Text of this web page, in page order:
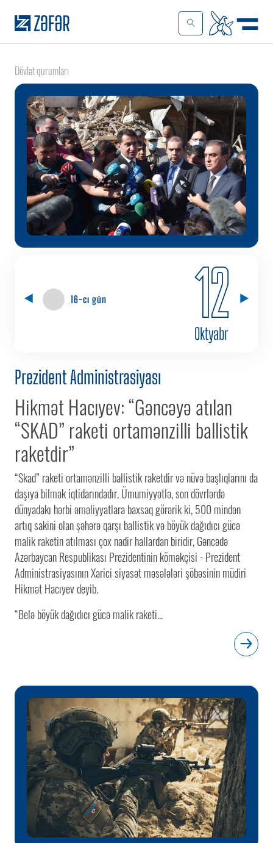
Dövlət qurumları
16-cı gün 12
Oktyabr
Prezident Administrasiyası
Hikmət Hacıyev: “Gəncəyə atılan
“SKAD” raketi ortamənzilli ballistik
raketdir”
“Skad” raketi ortamənzilli ballistik raketdir və nüvə başlıqlarını da
daşıya bilmək iqtidarındadır. Ümumiyyətlə, son dövrlərdə
dünyadakı hərbi əməliyyatlara baxsaq görərik ki, 500 mindən
artıq sakini olan şəhərə qarşı ballistik və böyük dağıdıcı gücə
malik raketin atılması çox nadir hallardan biridir, Gəncədə
Azərbaycan Respublikası Prezidentinin köməkçisi - Prezident
Administrasiyasının Xarici siyasət məsələləri şöbəsinin müdiri
Hikmət Hacıyev deyib.
“Belə böyük dağıdıcı gücə malik raketi...